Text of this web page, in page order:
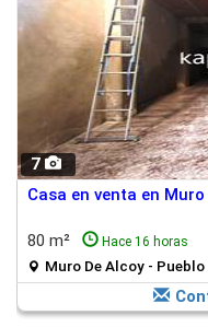
7
Casa en venta en
80 m² Hace 16 horas
Muro De Alcoy - Pueblo